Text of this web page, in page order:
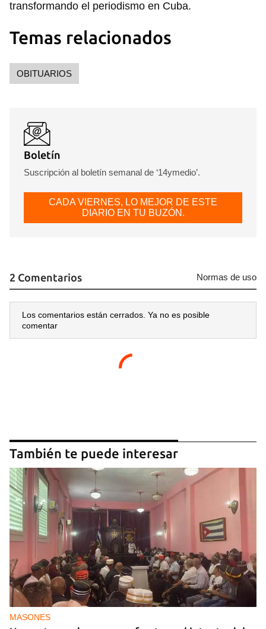
Guardar como favorito
Para poder guardar como favorito, primero has de
iniciar sesión con tu cuenta de 14ymedio.
transformando el periodismo en Cuba.
Temas relacionados
OBITUARIOS
Boletín
Suscripción al boletín semanal de ‘14ymedio’.
CADA VIERNES, LO MEJOR DE ESTE
DIARIO EN TU BUZÓN.
2 Comentarios Normas de uso
Los comentarios están cerrados. Ya no es posible
comentar
También te puede interesar
MASONES